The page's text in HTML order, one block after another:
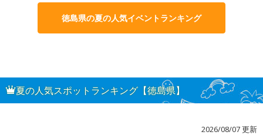
徳島県の夏の人気イベントランキング
夏の人気スポットランキング【徳島県】
2026/08/07 更新